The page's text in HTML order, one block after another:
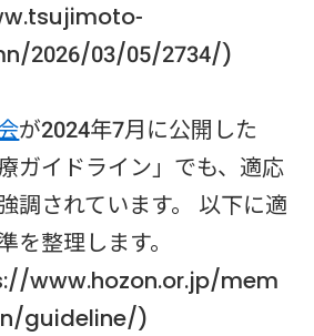
2026/03/05/2734/)
が2024年7月に公開した
ガイドライン」でも、適応
調されています。 以下に適
を整理します。
www.hozon.or.jp/mem
guideline/)